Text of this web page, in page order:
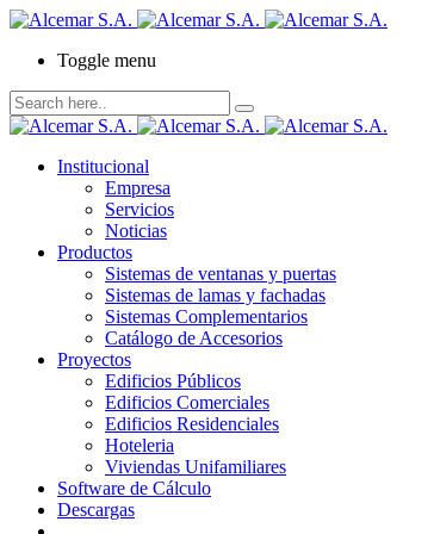
Toggle menu
Institucional
Empresa
Servicios
Noticias
Productos
Sistemas de ventanas y puertas
Sistemas de lamas y fachadas
Sistemas Complementarios
Catálogo de Accesorios
Proyectos
Edificios Públicos
Edificios Comerciales
Edificios Residenciales
Hoteleria
Viviendas Unifamiliares
Software de Cálculo
Descargas